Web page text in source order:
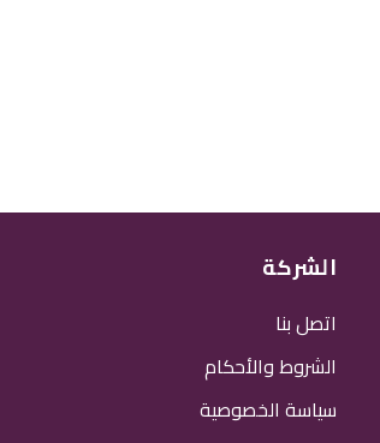
الشركة
اتصل بنا
الشروط والأحكام
سياسة الخصوصية